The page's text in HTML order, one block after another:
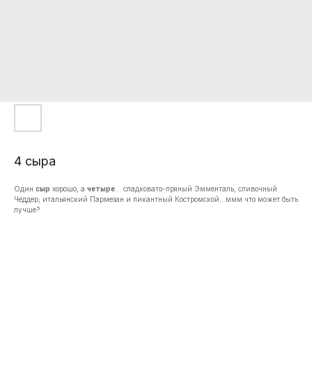
4 сыра
Один сыр хорошо, а четыре … сладковато-пряный Эмменталь, сливочный
Чеддер, итальянский Пармезан и пикантный Костромской…ммм что может быть
лучше?